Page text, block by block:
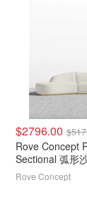
$2796.00
Rove Concept
Sectional 弧形
Rove Concept